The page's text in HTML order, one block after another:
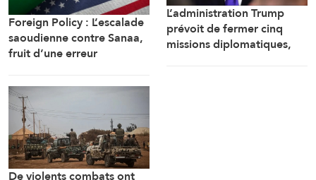
Foreign Policy : L’escalade
saoudienne contre Sanaa,
fruit d’une erreur
L’administration Trump
prévoit de fermer cinq
missions diplomatiques,